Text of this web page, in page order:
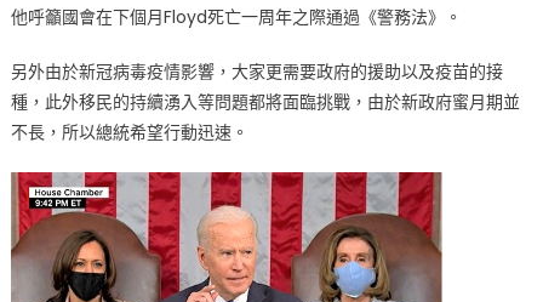
他呼籲國會在下個月Floyd死亡一周年之際通過《警務法》。
另外由於新冠病毒疫情影響，大家更需要政府的援助以及疫苗的接
種，此外移民的持續湧入等問題都將面臨挑戰，由於新政府蜜月期並
不長，所以總統希望行動迅速。